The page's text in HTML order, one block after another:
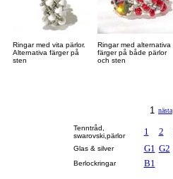
Ringar med vita pärlor.
Alternativa färger på
sten
Ringar med alternativa
färger på både pärlor
och sten
1 nästa
Tenntråd,
swarovski,pärlor
1 2
Glas & silver G1 G2
Berlockringar B1